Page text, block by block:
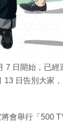
7 日開始，已
日告別大家
會舉行「500